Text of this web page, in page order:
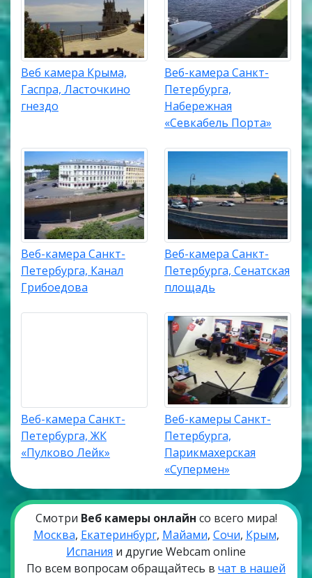
Веб камера Крыма,
Гаспра, Ласточкино
гнездо
Веб-камера Санкт-
Петербурга,
Набережная
«Севкабель Порта»
Веб-камера Санкт-
Петербурга, Канал
Грибоедова
Веб-камера Санкт-
Петербурга, Сенатская
площадь
Веб-камера Санкт-
Петербурга, ЖК
«Пулково Лейк»
Веб-камеры Санкт-
Петербурга,
Парикмахерская
«Супермен»
Смотри Веб камеры онлайн со всего мира!
Москва, Екатеринбург, Майами, Сочи, Крым,
Испания и другие Webcam online
По всем вопросам обращайтесь в чат в нашей